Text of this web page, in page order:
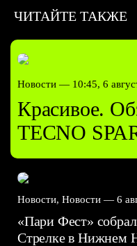
ЧИТАЙТЕ ТАКЖЕ
Новости — 10:45, 6
Красивое.
TECNO
Новости, Новости — 6
«Пари Фест»
Стрелке в Нижнем